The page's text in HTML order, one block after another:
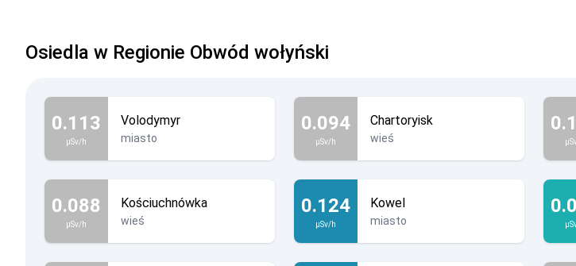
Osiedla w Regionie Obwód wołyński
0.113
µSv/h
Volodymyr
miasto
0.094
µSv/h
Chartoryisk
wieś
0.088
µSv/h
Kościuchnówka
wieś
0.124
µSv/h
Kowel
miasto